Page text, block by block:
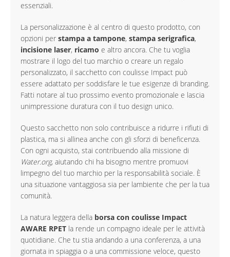
essenziali.
La personalizzazione è al centro di questo prodotto, con
opzioni per stampa a tampone, stampa serigrafica,
incisione laser, ricamo e altro ancora. Che tu voglia
mostrare il logo del tuo marchio o creare un regalo
personalizzato, il sacchetto con coulisse Impact può
essere adattato per soddisfare le tue esigenze di branding.
Fatti notare al tuo prossimo evento promozionale e lascia
unimpressione duratura con il tuo design unico.
Questo sacchetto non solo contribuisce a ridurre i rifiuti di
plastica, ma si allinea anche con gli sforzi di beneficenza.
Con ogni acquisto, stai contribuendo alla missione di
Water.org, aiutando chi ha bisogno mentre promuovi
limpegno del tuo marchio per la responsabilità sociale. È
una situazione vantaggiosa sia per lambiente che per la tua
comunità.
La natura leggera della borsa con coulisse Impact
AWARE RPET la rende un compagno ideale per le attività
quotidiane. Che tu stia andando a una conferenza, a una
giornata in spiaggia o a una commissione veloce, questo